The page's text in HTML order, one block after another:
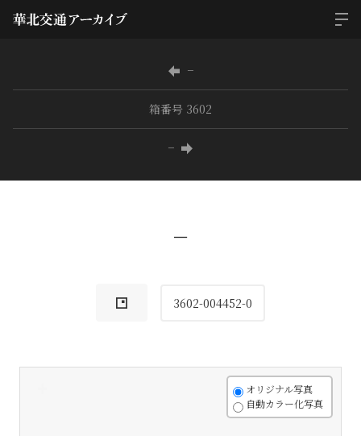
−
箱番号 3602
−
−
3602-004452-0
オリジナル写真
自動カラー化写真